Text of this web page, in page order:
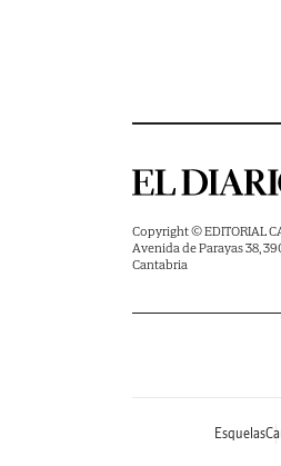
Copyright © EDITORIAL
Avenida de Parayas 38,
Cantabria
Esquelas